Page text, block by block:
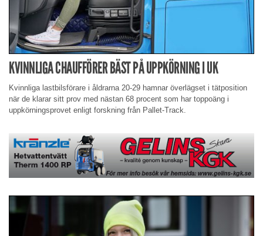
KVINNLIGA CHAUFFÖRER BÄST PÅ UPPKÖRNING I UK
Kvinnliga lastbilsförare i åldrarna 20-29 hamnar överlägset i tätposition
när de klarar sitt prov med nästan 68 procent som har toppoäng i
uppkörningsprovet enligt forskning från Pallet-Track.